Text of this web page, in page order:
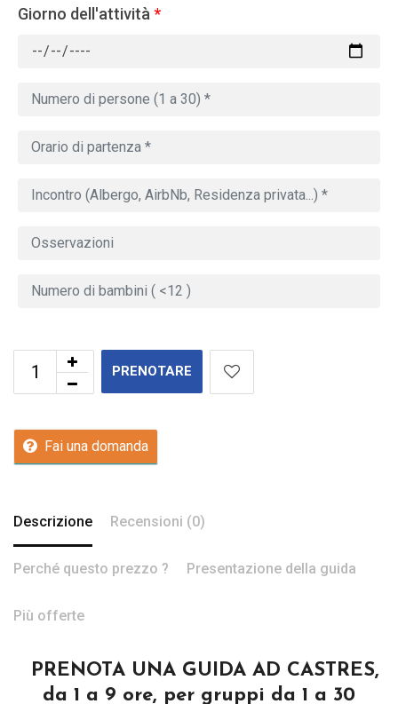
Giorno dell'attività *
PRENOTARE
Fai una domanda
Descrizione Recensioni (0)
Perché questo prezzo ? Presentazione della guida
Più offerte
PRENOTA UNA GUIDA AD CASTRES,
da 1 a 9 ore, per gruppi da 1 a 30